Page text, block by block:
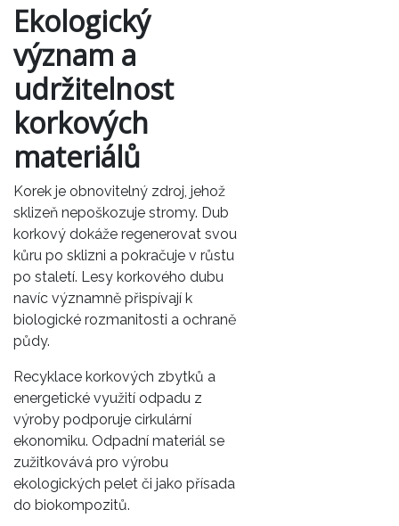
Ekologický
význam a
udržitelnost
korkových
materiálů
Korek je obnovitelný zdroj, jehož
sklizeň nepoškozuje stromy. Dub
korkový dokáže regenerovat svou
kůru po sklizni a pokračuje v růstu
po staletí. Lesy korkového dubu
navíc významně přispívají k
biologické rozmanitosti a ochraně
půdy.
Recyklace korkových zbytků a
energetické využití odpadu z
výroby podporuje cirkulární
ekonomiku. Odpadní materiál se
zužitkovává pro výrobu
ekologických pelet či jako přísada
do biokompozitů.